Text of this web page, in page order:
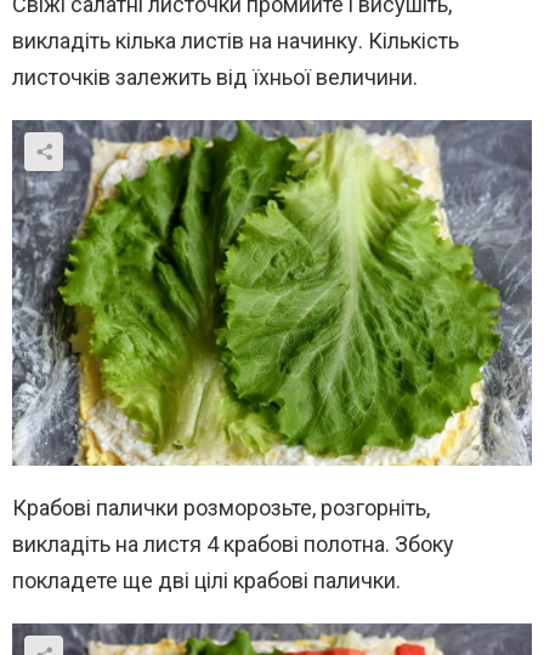
викладіть кілька листів на начинку. Кількість
листочків залежить від їхньої величини.
Крабові палички розморозьте, розгорніть,
викладіть на листя 4 крабові полотна. Збоку
покладете ще дві цілі крабові палички.